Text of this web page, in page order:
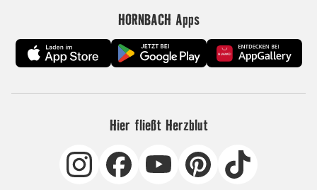
HORNBACH Apps
Hier fließt Herzblut